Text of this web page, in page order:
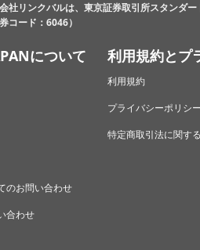
社リンクバルは、東京証券取引所スタンダー
券コード：6046）
について
のお問い合わせ
合わせ
利用規約とプ
利用規約
プライバシーポリシー
特定商取引法に関す